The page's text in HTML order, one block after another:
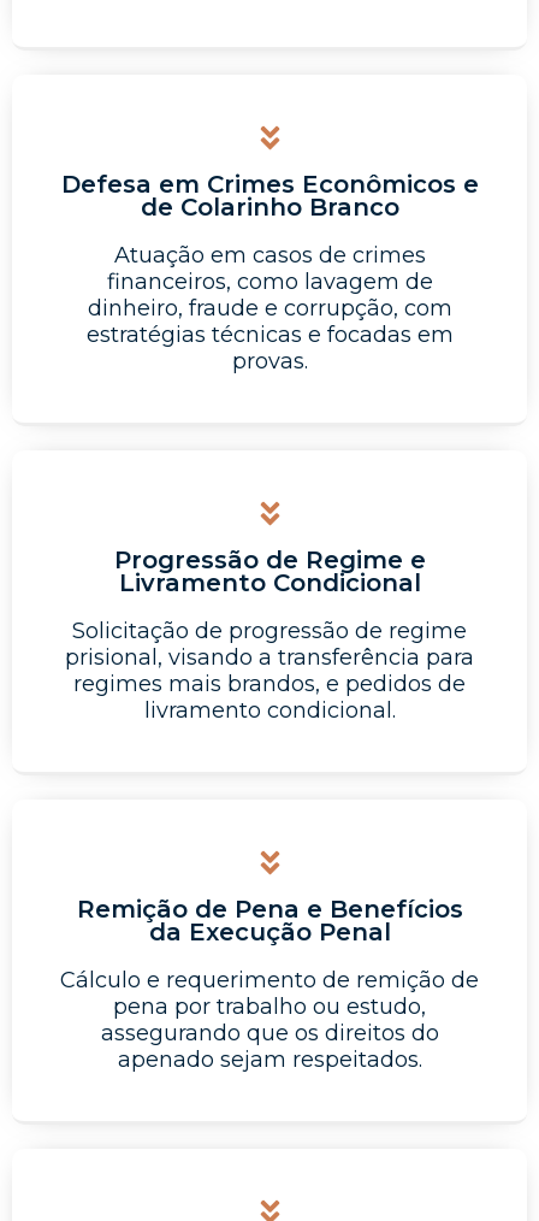
Defesa em Crimes Econômicos e
de Colarinho Branco
Atuação em casos de crimes
financeiros, como lavagem de
dinheiro, fraude e corrupção, com
estratégias técnicas e focadas em
provas.
Progressão de Regime e
Livramento Condicional
Solicitação de progressão de regime
prisional, visando a transferência para
regimes mais brandos, e pedidos de
livramento condicional.
Remição de Pena e Benefícios
da Execução Penal
Cálculo e requerimento de remição de
pena por trabalho ou estudo,
assegurando que os direitos do
apenado sejam respeitados.